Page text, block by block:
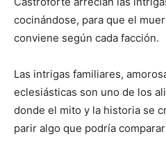
cocinándose, para que el
conviene según cada facción.
Las intrigas familiares,
eclesiásticas son uno de los
donde el mito y la historia se
parir algo que podría